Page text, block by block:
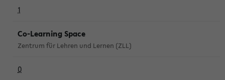
1
Co-Learning Space
Zentrum für Lehren und Lernen (ZLL)
0